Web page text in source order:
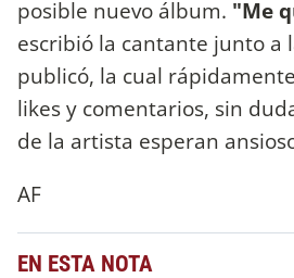
posible nuevo álbum. "Me
escribió la cantante junto a
publicó, la cual
likes y comentarios, sin
de la artista esperan
AF
EN ESTA NOTA